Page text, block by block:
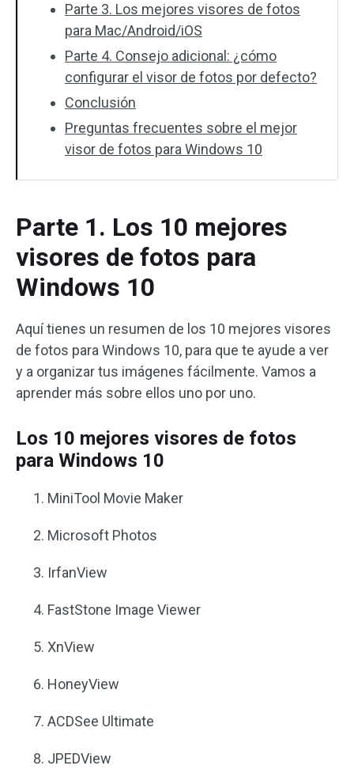
Parte 3. Los mejores visores de fotos
para Mac/Android/iOS
Parte 4. Consejo adicional: ¿cómo
configurar el visor de fotos por defecto?
Conclusión
Preguntas frecuentes sobre el mejor
visor de fotos para Windows 10
Parte 1. Los 10 mejores
visores de fotos para
Windows 10
Aquí tienes un resumen de los 10 mejores visores
de fotos para Windows 10, para que te ayude a ver
y a organizar tus imágenes fácilmente. Vamos a
aprender más sobre ellos uno por uno.
Los 10 mejores visores de fotos
para Windows 10
MiniTool Movie Maker
Microsoft Photos
IrfanView
FastStone Image Viewer
XnView
HoneyView
ACDSee Ultimate
JPEDView